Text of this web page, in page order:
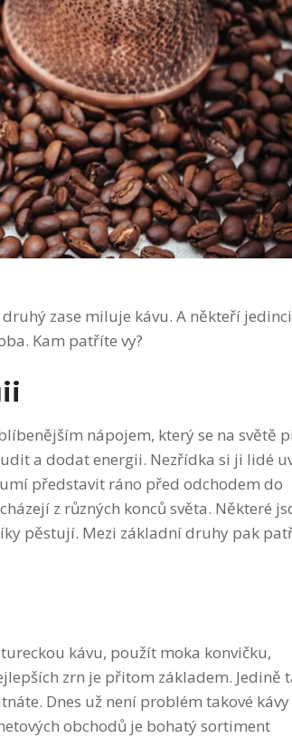
zase miluje kávu. A někteří
Kam patříte vy?
nápojem, který se na světě
a dodat energii. Nezřídka si ji lidé
představit ráno před odchodem do
z různých konců světa. Některé
pěstují. Mezi základní druhy pak
kávu, použít moka konvičku,
zrn je přitom základem. Jedině
Dnes už není problém takové kávy
obchodů je bohatý sortiment